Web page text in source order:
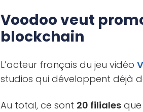
Voodoo veut
blockchain
L’acteur français du jeu vidéo
studios qui développent déjà
Au total, ce sont 20 filiales que